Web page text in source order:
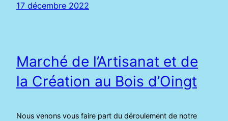
17 décembre 2022
Marché de l’Artisanat et de
la Création au Bois d’Oingt
Nous venons vous faire part du déroulement de notre